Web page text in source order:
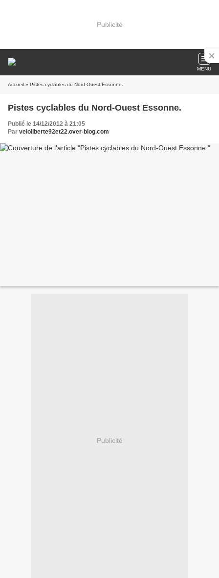
Publicité
MENU
Accueil » Pistes cyclables du Nord-Ouest Essonne.
Pistes cyclables du Nord-Ouest Essonne.
Publié le 14/12/2012 à 21:05
Par veloliberte92et22.over-blog.com
Publicité